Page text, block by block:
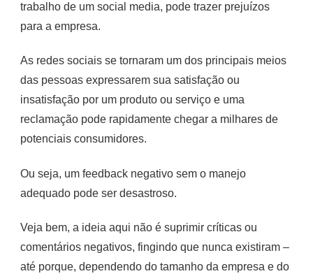
trabalho de um social media, pode trazer prejuízos
para a empresa.
As redes sociais se tornaram um dos principais meios
das pessoas expressarem sua satisfação ou
insatisfação por um produto ou serviço e uma
reclamação pode rapidamente chegar a milhares de
potenciais consumidores.
Ou seja, um feedback negativo sem o manejo
adequado pode ser desastroso.
Veja bem, a ideia aqui não é suprimir críticas ou
comentários negativos, fingindo que nunca existiram –
até porque, dependendo do tamanho da empresa e do